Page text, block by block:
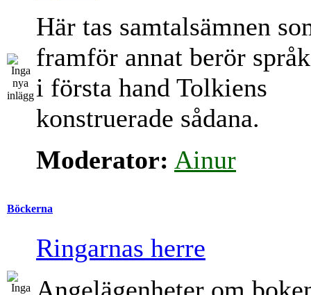
Här tas samtalsämnen
framför annat berör
i första hand Tolkiens
konstruerade sådana.
Moderator: Ainur
Böckerna
Ringarnas herre